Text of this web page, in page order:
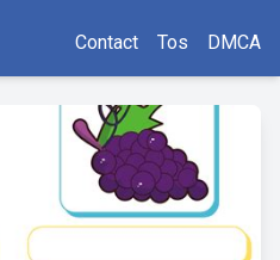
Contact Tos DMCA